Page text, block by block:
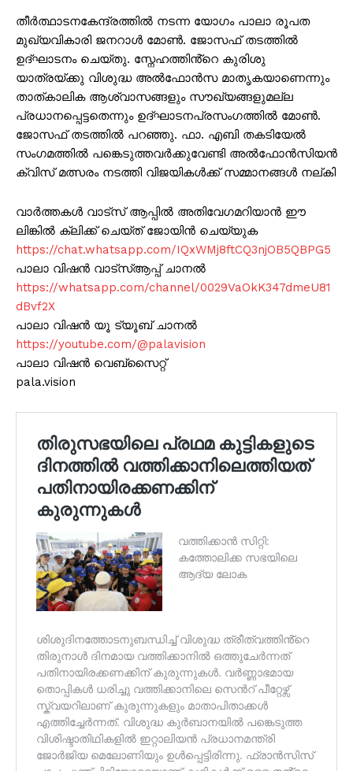
തീർത്ഥാടനകേന്ദ്രത്തിൽ നടന്ന യോഗം പാലാ രൂപത
മുഖ്യവികാരി ജനറാൾ മോൺ. ജോസഫ് തടത്തിൽ
ഉദ്ഘാടനം ചെയ്‌തു. സ്നേഹത്തിൻ്റെ കുരിശു
യാത്രയ്ക്കു വിശുദ്ധ അൽഫോൻസ മാതൃകയാണെന്നും
താത്കാലിക ആശ്വാസങ്ങളും സൗഖ്യങ്ങളുമല്ല
പ്രധാനപ്പെട്ടതെന്നും ഉദ്ഘാടനപ്രസംഗത്തിൽ മോൺ.
ജോസഫ് തടത്തിൽ പറഞ്ഞു. ഫാ. എബി തകടിയേൽ
സംഗമത്തിൽ പങ്കെടുത്തവർക്കുവേണ്ടി അൽഫോൻസിയൻ
ക്വിസ് മത്സരം നടത്തി വിജയികൾക്ക് സമ്മാനങ്ങൾ നല്‌കി
വാർത്തകൾ വാട്സ് ആപ്പിൽ അതിവേഗമറിയാൻ ഈ
ലിങ്കിൽ ക്ലിക്ക് ചെയ്ത് ജോയിൻ ചെയ്യുക
https://chat.whatsapp.com/IQxWMj8ftCQ3njOB5QBPG5
പാലാ വിഷൻ വാട്സ്ആപ്പ് ചാനൽ
https://whatsapp.com/channel/0029VaOkK347dmeU81
dBvf2X
പാലാ വിഷൻ യൂ ട്യൂബ് ചാനൽ
https://youtube.com/@palavision
പാലാ വിഷൻ വെബ്സൈറ്റ്
pala.vision